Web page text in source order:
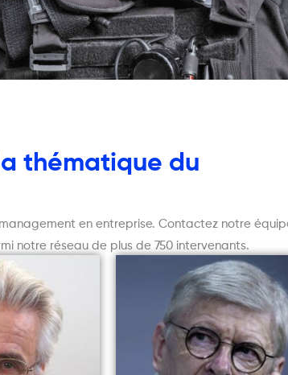
thématique du
en entreprise. Contactez notre
notre réseau de plus de 750 intervenants.